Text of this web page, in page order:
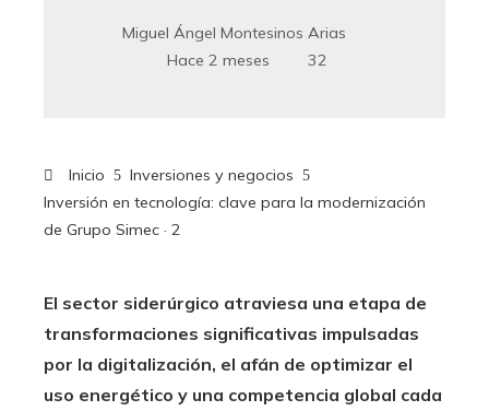
Miguel Ángel Montesinos Arias
Hace 2 meses
32
Inicio
Inversiones y negocios
Inversión en tecnología: clave para la modernización
de Grupo Simec · 2
El sector siderúrgico atraviesa una etapa de
transformaciones significativas impulsadas
por la digitalización, el afán de optimizar el
uso energético y una competencia global cada